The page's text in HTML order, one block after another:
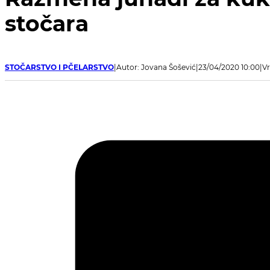
stočara
STOČARSTVO I PČELARSTVO Autor: Jovana Šošević 23/04/2020 10:00